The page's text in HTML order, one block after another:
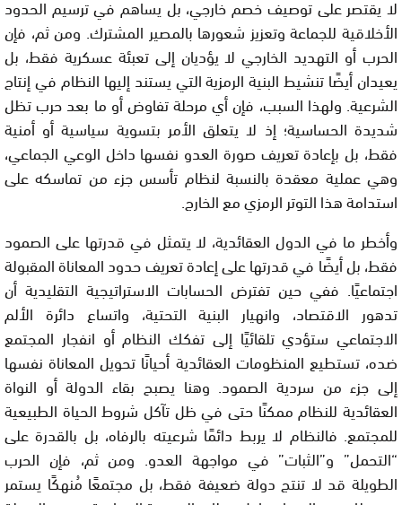
لا يقتصر على توصيف خصم خارجي، بل يساهم في ترسيم الحدود
الأخلاقية للجماعة وتعزيز شعورها بالمصير المشترك. ومن ثم، فإن
الحرب أو التهديد الخارجي لا يؤديان إلى تعبئة عسكرية فقط، بل
يعيدان أيضًا تنشيط البنية الرمزية التي يستند إليها النظام في إنتاج
الشرعية. ولهذا السبب، فإن أي مرحلة تفاوض أو ما بعد حرب تظل
شديدة الحساسية؛ إذ لا يتعلق الأمر بتسوية سياسية أو أمنية
فقط، بل بإعادة تعريف صورة العدو نفسها داخل الوعي الجماعي،
وهي عملية معقدة بالنسبة لنظام تأسس جزء من تماسكه على
استدامة هذا التوتر الرمزي مع الخارج.
وأخطر ما في الدول العقائدية، لا يتمثل في قدرتها على الصمود
فقط، بل أيضًا في قدرتها على إعادة تعريف حدود المعاناة المقبولة
اجتماعيًا. ففي حين تفترض الحسابات الاستراتيجية التقليدية أن
تدهور الاقتصاد، وانهيار البنية التحتية، واتساع دائرة الألم
الاجتماعي ستؤدي تلقائيًا إلى تفكك النظام أو انفجار المجتمع
ضده، تستطيع المنظومات العقائدية أحيانًا تحويل المعاناة نفسها
إلى جزء من سردية الصمود. وهنا يصبح بقاء الدولة أو النواة
العقائدية للنظام ممكنًا حتى في ظل تآكل شروط الحياة الطبيعية
للمجتمع. فالنظام لا يربط دائمًا شرعيته بالرفاه، بل بالقدرة على
“التحمل” و”الثبات” في مواجهة العدو. ومن ثم، فإن الحرب
الطويلة قد لا تنتج دولة ضعيفة فقط، بل مجتمعًا مُنهكًا يستمر